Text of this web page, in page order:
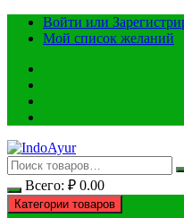
ПерейтиВойти или
Мой список желаний
Всего: ₽ 0.00
Категории товаров